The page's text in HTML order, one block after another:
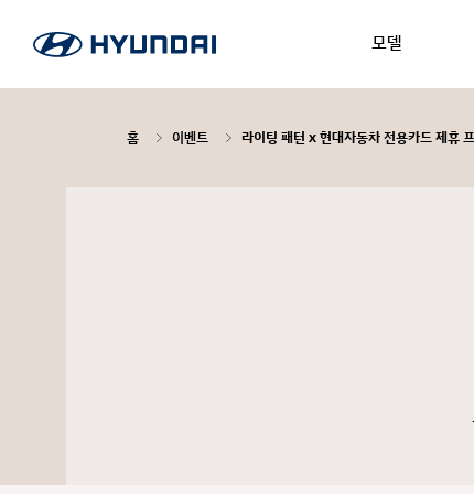
모델
홈 이벤트 라이팅 패턴 x 현대자동차 전용카드 제휴